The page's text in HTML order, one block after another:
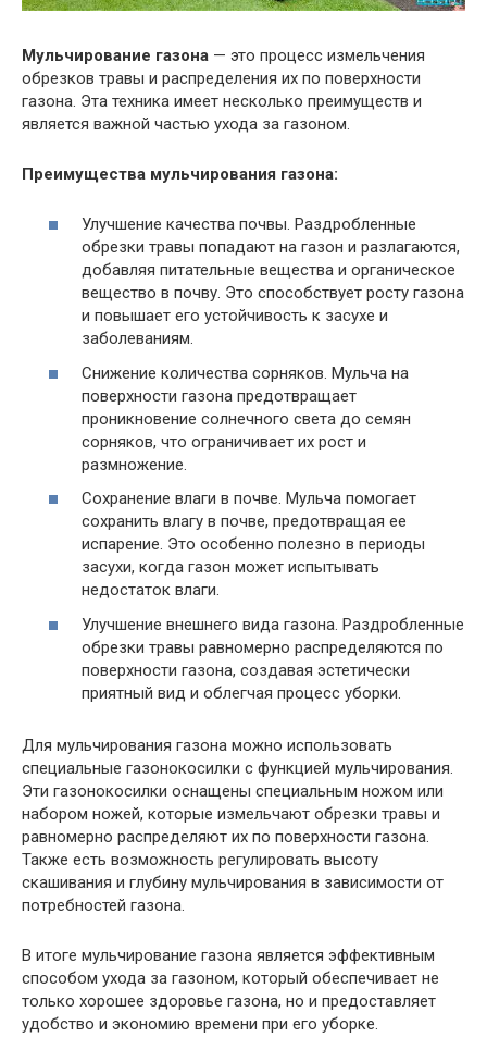
Мульчирование газона — это процесс измельчения
обрезков травы и распределения их по поверхности
газона. Эта техника имеет несколько преимуществ и
является важной частью ухода за газоном.
Преимущества мульчирования газона:
Улучшение качества почвы. Раздробленные
обрезки травы попадают на газон и разлагаются,
добавляя питательные вещества и органическое
вещество в почву. Это способствует росту газона
и повышает его устойчивость к засухе и
заболеваниям.
Снижение количества сорняков. Мульча на
поверхности газона предотвращает
проникновение солнечного света до семян
сорняков, что ограничивает их рост и
размножение.
Сохранение влаги в почве. Мульча помогает
сохранить влагу в почве, предотвращая ее
испарение. Это особенно полезно в периоды
засухи, когда газон может испытывать
недостаток влаги.
Улучшение внешнего вида газона. Раздробленные
обрезки травы равномерно распределяются по
поверхности газона, создавая эстетически
приятный вид и облегчая процесс уборки.
Для мульчирования газона можно использовать
специальные газонокосилки с функцией мульчирования.
Эти газонокосилки оснащены специальным ножом или
набором ножей, которые измельчают обрезки травы и
равномерно распределяют их по поверхности газона.
Также есть возможность регулировать высоту
скашивания и глубину мульчирования в зависимости от
потребностей газона.
В итоге мульчирование газона является эффективным
способом ухода за газоном, который обеспечивает не
только хорошее здоровье газона, но и предоставляет
удобство и экономию времени при его уборке.